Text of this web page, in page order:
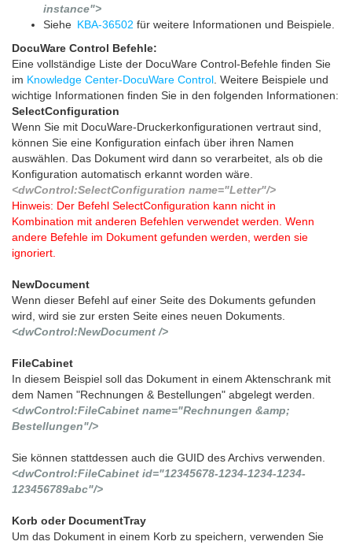
instance">
Siehe KBA-36502 für weitere Informationen und Beispiele.
DocuWare Control Befehle:
Eine vollständige Liste der DocuWare Control-Befehle finden Sie
im Knowledge Center-DocuWare Control . Weitere Beispiele und
wichtige Informationen finden Sie in den folgenden Informationen:
SelectConfiguration
Wenn Sie mit DocuWare-Druckerkonfigurationen vertraut sind,
können Sie eine Konfiguration einfach über ihren Namen
auswählen. Das Dokument wird dann so verarbeitet, als ob die
Konfiguration automatisch erkannt worden wäre.
<dwControl:SelectConfiguration name="Letter"/>
Hinweis: Der Befehl SelectConfiguration kann nicht in
Kombination mit anderen Befehlen verwendet werden. Wenn
andere Befehle im Dokument gefunden werden, werden sie
ignoriert.
NewDocument
Wenn dieser Befehl auf einer Seite des Dokuments gefunden
wird, wird sie zur ersten Seite eines neuen Dokuments.
<dwControl:NewDocument />
FileCabinet
In diesem Beispiel soll das Dokument in einem Aktenschrank mit
dem Namen "Rechnungen & Bestellungen" abgelegt werden.
<dwControl:FileCabinet name="Rechnungen &amp;
Bestellungen"/>
Sie können stattdessen auch die GUID des Archivs verwenden.
<dwControl:FileCabinet id="12345678-1234-1234-1234-
123456789abc"/>
Korb oder DocumentTray
Um das Dokument in einem Korb zu speichern, verwenden Sie